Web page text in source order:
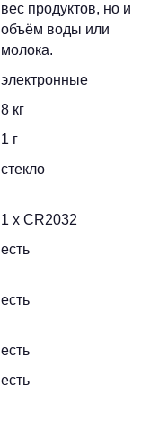
вес продуктов, но и
объём воды или
молока.
электронные
8 кг
1 г
стекло
1 х CR2032
есть
есть
есть
есть